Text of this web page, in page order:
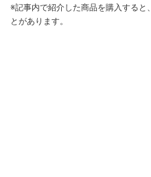
※記事内で紹介した商品を購入すると
とがあります。